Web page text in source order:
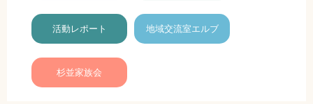
活動レポート 地域交流室エルブ
杉並家族会